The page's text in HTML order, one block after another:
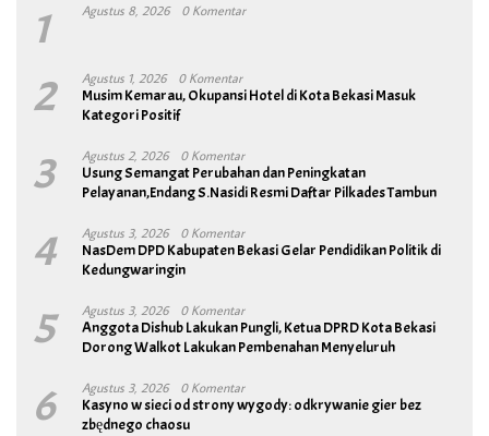
1 Agustus 8, 2026 0 Komentar
2 Agustus 1, 2026 0 Komentar
Musim Kemarau, Okupansi Hotel di Kota Bekasi Masuk
Kategori Positif
3 Agustus 2, 2026 0 Komentar
Usung Semangat Perubahan dan Peningkatan
Pelayanan,Endang S.Nasidi Resmi Daftar Pilkades Tambun
4 Agustus 3, 2026 0 Komentar
NasDem DPD Kabupaten Bekasi Gelar Pendidikan Politik di
Kedungwaringin
5 Agustus 3, 2026 0 Komentar
Anggota Dishub Lakukan Pungli, Ketua DPRD Kota Bekasi
Dorong Walkot Lakukan Pembenahan Menyeluruh
6 Agustus 3, 2026 0 Komentar
Kasyno w sieci od strony wygody: odkrywanie gier bez
zbędnego chaosu